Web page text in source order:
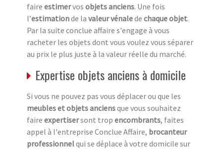
faire estimervos objets anciens. Une fois
l’estimationde la valeur vénalede chaque objet.
Par la suite conclue affaire s'engage à vous
racheter les objets dont vous voulez vous séparer
au prix le plus juste à la valeur réelle du marché.
Expertise objets anciens à domicile
Si vous ne pouvez pas vous déplacer ou que les
meubles et objets anciensque vous souhaitez
faire expertisersont trop encombrants, faites
appel à l'entreprise Conclue Affaire, brocanteur
professionnelqui se déplace à votre domicile sur